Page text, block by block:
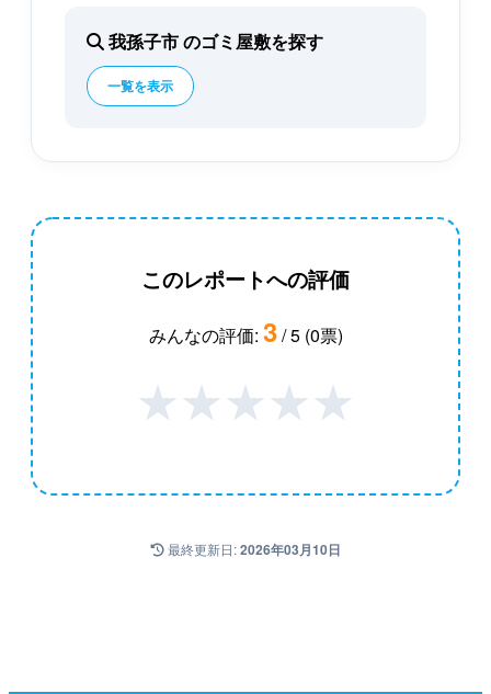
我孫子市 のゴミ屋敷を探す
一覧を表示
このレポートへの評価
みんなの評価: 3/ 5 (0票)
★★★★★
最終更新日:2026年03月10日